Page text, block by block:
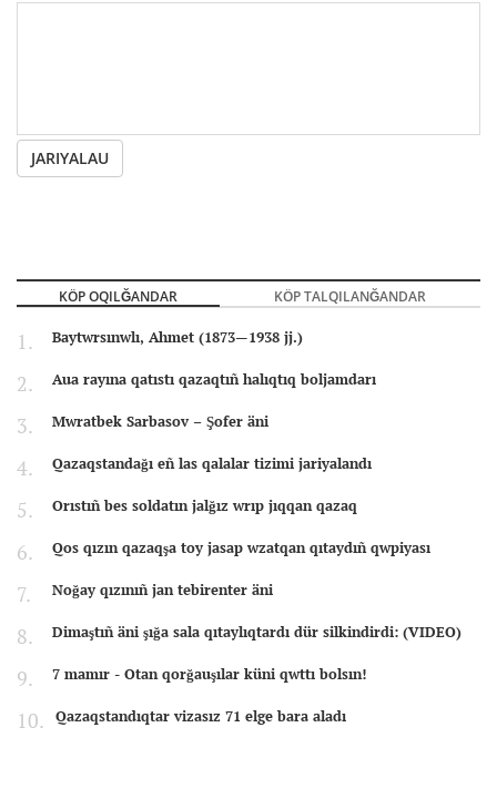
JARIYALAU
KÖP OQILĞANDAR KÖP TALQILANĞANDAR
Baytwrsınwlı, Ahmet (1873—1938 jj.)
Aua rayına qatıstı qazaqtıñ halıqtıq boljamdarı
Mwratbek Sarbasov – Şofer äni
Qazaqstandağı eñ las qalalar tizimi jariyalandı
Orıstıñ bes soldatın jalğız wrıp jıqqan qazaq
Qos qızın qazaqşa toy jasap wzatqan qıtaydıñ qwpiyası
Noğay qızınıñ jan tebirenter äni
Dimaştıñ äni şığa sala qıtaylıqtardı dür silkindirdi: (VIDEO)
7 mamır - Otan qorğauşılar küni qwttı bolsın!
Qazaqstandıqtar vizasız 71 elge bara aladı